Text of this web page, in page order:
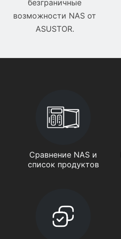
безграничные
возможности NAS от
ASUSTOR.
Сравнение NAS и
список продуктов